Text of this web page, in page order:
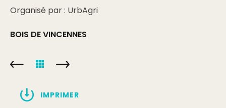
Organisé par : UrbAgri
BOIS DE VINCENNES
IMPRIMER